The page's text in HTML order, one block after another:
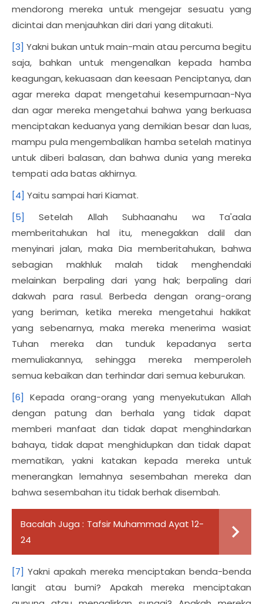
mendorong mereka untuk mengejar sesuatu yang
dicintai dan menjauhkan diri dari yang ditakuti.
[3] Yakni bukan untuk main-main atau percuma begitu
saja, bahkan untuk mengenalkan kepada hamba
keagungan, kekuasaan dan keesaan Penciptanya, dan
agar mereka dapat mengetahui kesempurnaan-Nya
dan agar mereka mengetahui bahwa yang berkuasa
menciptakan keduanya yang demikian besar dan luas,
mampu pula mengembalikan hamba setelah matinya
untuk diberi balasan, dan bahwa dunia yang mereka
tempati ada batas akhirnya.
[4] Yaitu sampai hari Kiamat.
[5]
Setelah Allah Subhaanahu wa Ta'aala
memberitahukan hal itu, menegakkan dalil dan
menyinari jalan, maka Dia memberitahukan, bahwa
sebagian makhluk malah tidak menghendaki
melainkan berpaling dari yang hak; berpaling dari
dakwah para rasul. Berbeda dengan orang-orang
yang beriman, ketika mereka mengetahui hakikat
yang sebenarnya, maka mereka menerima wasiat
Tuhan mereka dan tunduk kepadanya serta
memuliakannya, sehingga mereka memperoleh
semua kebaikan dan terhindar dari semua keburukan.
[6]
Kepada orang-orang yang menyekutukan Allah
dengan patung dan berhala yang tidak dapat
memberi manfaat dan tidak dapat menghindarkan
bahaya, tidak dapat menghidupkan dan tidak dapat
mematikan, yakni katakan kepada mereka untuk
menerangkan lemahnya sesembahan mereka dan
bahwa sesembahan itu tidak berhak disembah.
Bacalah Juga : Tafsir Muhammad Ayat 12-
24
[7] Yakni apakah mereka menciptakan benda-benda
langit atau bumi? Apakah mereka menciptakan